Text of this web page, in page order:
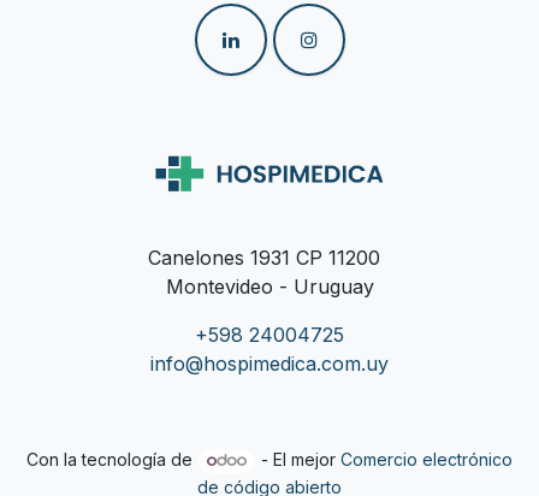
Canelones 1931 CP 11200
Montevideo - Uruguay
+598 24004725
info@hospimedica.com.uy
Con la tecnología de - El mejor Comercio electrónico
de código abierto